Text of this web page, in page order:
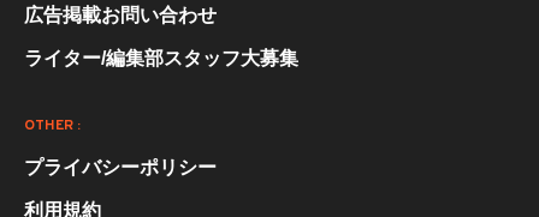
広告掲載お問い合わせ
ライター/編集部スタッフ大募集
OTHER :
プライバシーポリシー
利用規約